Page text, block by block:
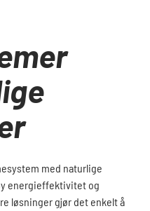
med naturlige
energieffektivitet og
løsninger gjør det enkelt å